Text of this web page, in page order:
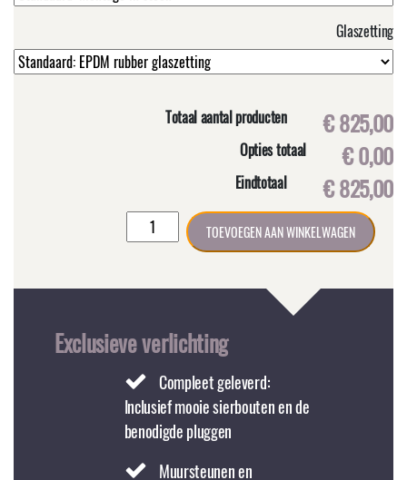
Glaszetting
Totaal aantal producten € 825,00
Opties totaal € 0,00
Eindtotaal € 825,00
Binnenlamp
CLASSIC
Maat
aan
ketting
aantal
TOEVOEGEN AAN WINKELWAGEN
Exclusieve verlichting
Compleet geleverd:
Inclusief mooie sierbouten en de
benodigde pluggen
Muursteunen en